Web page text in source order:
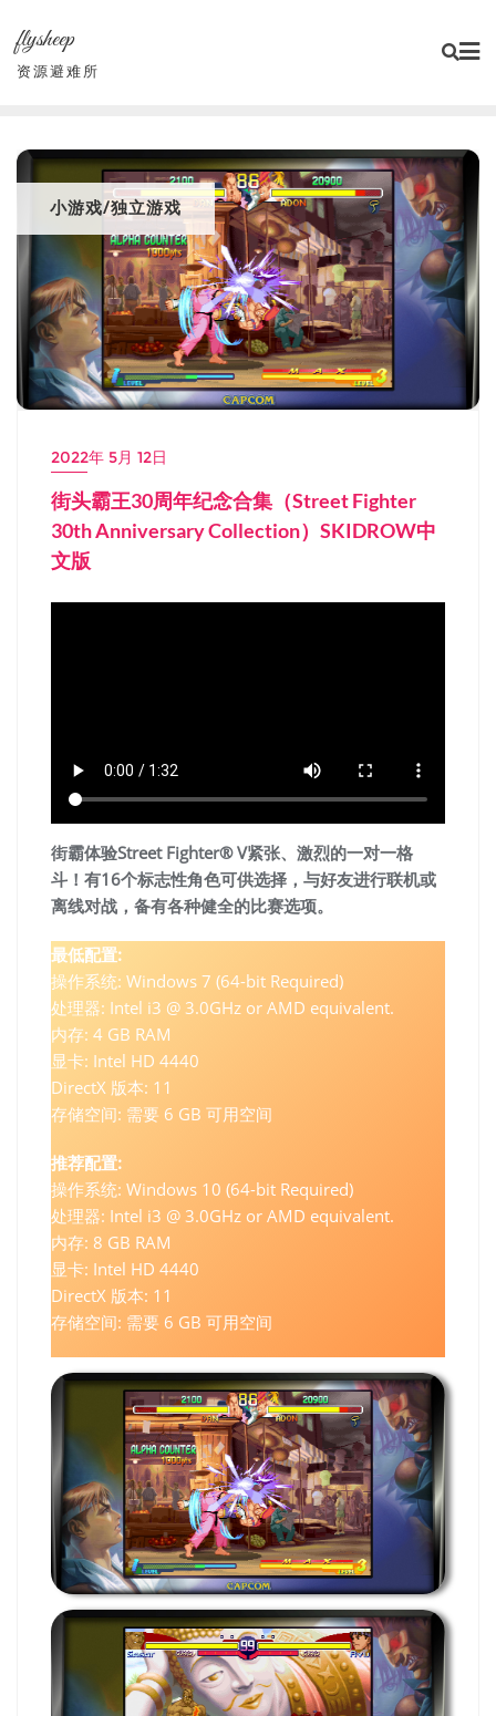
content
flysheep
资源避难所
小游戏/独立游戏
2022年 5月 12日
街头霸王30周年纪念合集（Street Fighter
30th Anniversary Collection）SKIDROW中
文版
街霸体验Street Fighter® V紧张、激烈的一对一格
斗！有16个标志性角色可供选择，与好友进行联机或
离线对战，备有各种健全的比赛选项。
最低配置:
操作系统: Windows 7 (64-bit Required)
处理器: Intel i3 @ 3.0GHz or AMD equivalent.
内存: 4 GB RAM
显卡: Intel HD 4440
DirectX 版本: 11
存储空间: 需要 6 GB 可用空间
推荐配置:
操作系统: Windows 10 (64-bit Required)
处理器: Intel i3 @ 3.0GHz or AMD equivalent.
内存: 8 GB RAM
显卡: Intel HD 4440
DirectX 版本: 11
存储空间: 需要 6 GB 可用空间